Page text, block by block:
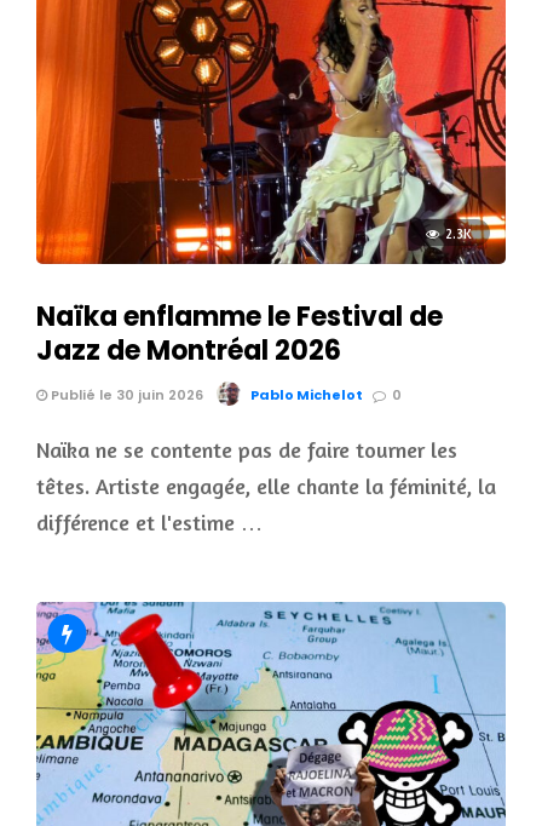
2.3K
Naïka enflamme le Festival de
Jazz de Montréal 2026
Publié le 30 juin 2026 Pablo Michelot 0
Naïka ne se contente pas de faire tourner les
têtes. Artiste engagée, elle chante la féminité, la
différence et l'estime …